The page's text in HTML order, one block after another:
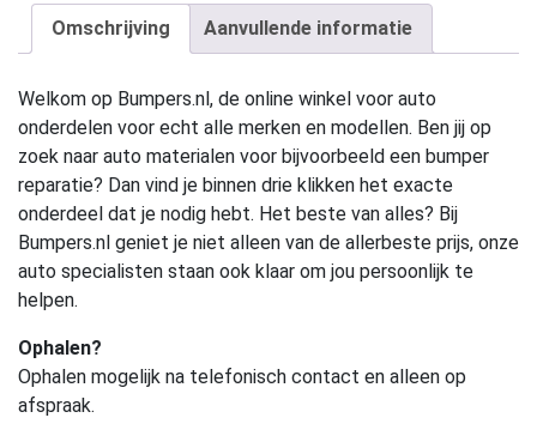
Omschrijving Aanvullende informatie
Welkom op Bumpers.nl, de online winkel voor auto
onderdelen voor echt alle merken en modellen. Ben jij op
zoek naar auto materialen voor bijvoorbeeld een bumper
reparatie? Dan vind je binnen drie klikken het exacte
onderdeel dat je nodig hebt. Het beste van alles? Bij
Bumpers.nl geniet je niet alleen van de allerbeste prijs, onze
auto specialisten staan ook klaar om jou persoonlijk te
helpen.
Ophalen?
Ophalen mogelijk na telefonisch contact en alleen op
afspraak.